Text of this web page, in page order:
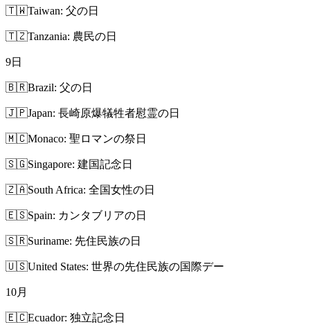
🇹🇼Taiwan: 父の日
🇹🇿Tanzania: 農民の日
9日
🇧🇷Brazil: 父の日
🇯🇵Japan: 長崎原爆犠牲者慰霊の日
🇲🇨Monaco: 聖ロマンの祭日
🇸🇬Singapore: 建国記念日
🇿🇦South Africa: 全国女性の日
🇪🇸Spain: カンタブリアの日
🇸🇷Suriname: 先住民族の日
🇺🇸United States: 世界の先住民族の国際デー
10月
🇪🇨Ecuador: 独立記念日